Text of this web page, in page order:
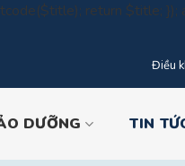
return $title; });
Điều
DƯỠNG TIN